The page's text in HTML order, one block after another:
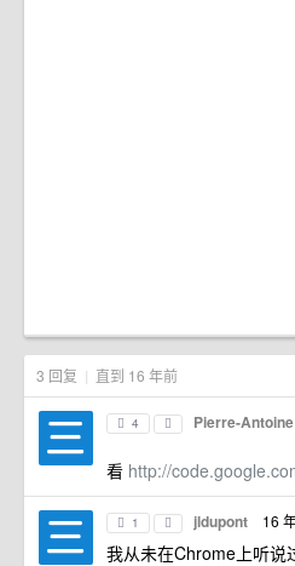
3 回复 | 直到 16 年前
4 Pierre-
看 http://
1 jldupont 16
我从未在Chrome上听说